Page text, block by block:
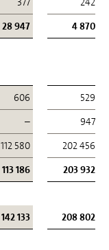
28 947 4 870
606
529
–
947
112 580
202 456
113 186 203 932
142 133 208 802